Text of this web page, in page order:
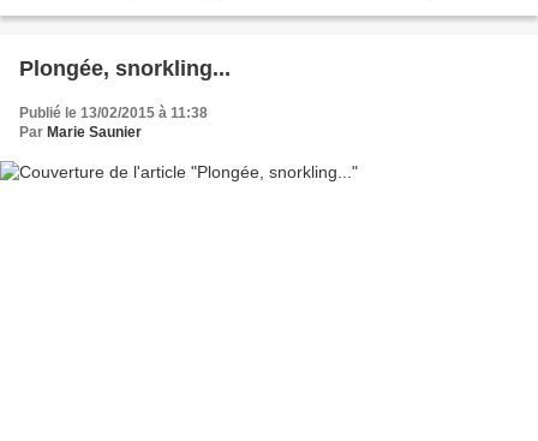
Plongée, snorkling...
Publié le 13/02/2015 à 11:38
Par Marie Saunier